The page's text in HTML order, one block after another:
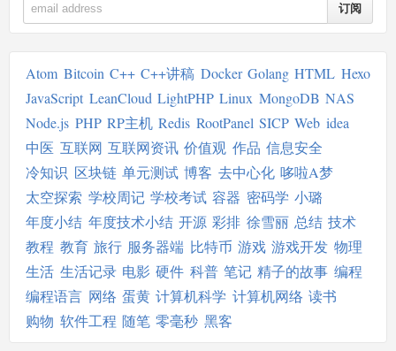
订阅
Atom Bitcoin C++ C++讲稿 Docker Golang HTML Hexo
JavaScript LeanCloud LightPHP Linux MongoDB NAS
Node.js PHP RP主机 Redis RootPanel SICP Web idea
中医 互联网 互联网资讯 价值观 作品 信息安全
冷知识 区块链 单元测试 博客 去中心化 哆啦A梦
太空探索 学校周记 学校考试 容器 密码学 小璐
年度小结 年度技术小结 开源 彩排 徐雪丽 总结 技术
教程 教育 旅行 服务器端 比特币 游戏 游戏开发 物理
生活 生活记录 电影 硬件 科普 笔记 精子的故事 编程
编程语言 网络 蛋黄 计算机科学 计算机网络 读书
购物 软件工程 随笔 零毫秒 黑客